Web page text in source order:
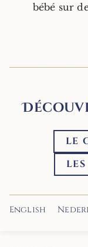
bébé sur
LE
English